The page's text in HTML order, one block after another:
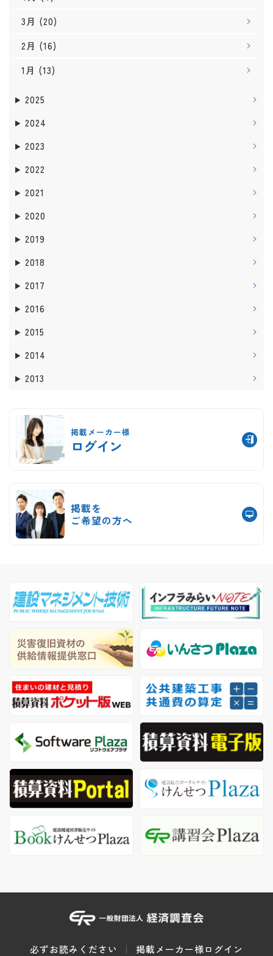
3月 (20)
2月 (16)
1月 (13)
2025
2024
2023
2022
2021
2020
2019
2018
2017
2016
2015
2014
2013
掲載メーカー様
ログイン
掲載を
ご希望の方へ
必ずお読みください 掲載メーカー様ログイン